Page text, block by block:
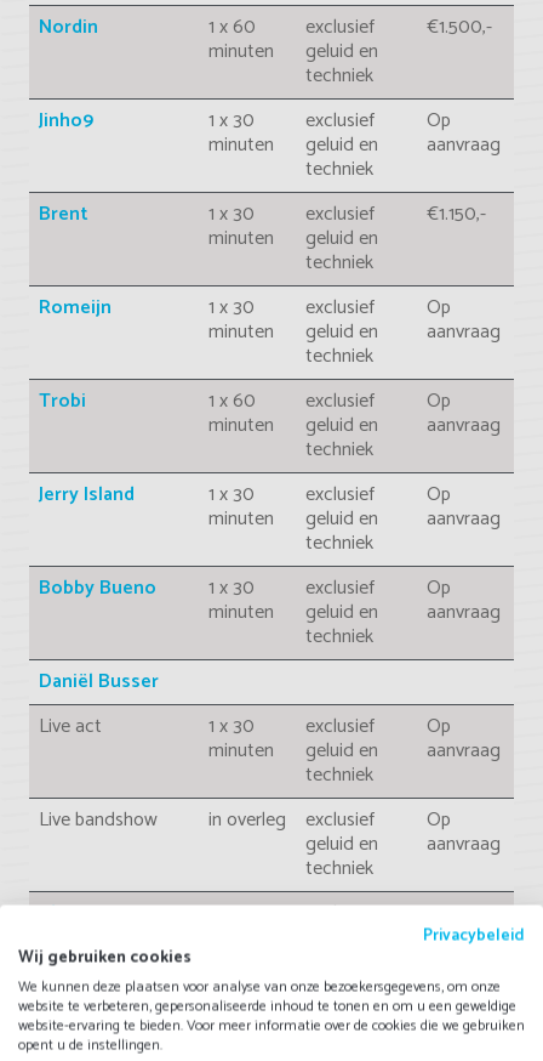
Nordin
1 x 60
minuten
exclusief
geluid en
techniek
€1.500,-
Jinho9 1 x 30
minuten
exclusief
geluid en
techniek
Op
aanvraag
Brent 1 x 30
minuten
exclusief
geluid en
techniek
€1.150,-
Romeijn 1 x 30
minuten
exclusief
geluid en
techniek
Op
aanvraag
Trobi 1 x 60
minuten
exclusief
geluid en
techniek
Op
aanvraag
Jerry Island 1 x 30
minuten
exclusief
geluid en
techniek
Op
aanvraag
Bobby Bueno 1 x 30
minuten
exclusief
geluid en
techniek
Op
aanvraag
Daniël Busser
Live act
1 x 30
minuten
exclusief
geluid en
techniek
Op
aanvraag
Live bandshow in overleg exclusief
geluid en
techniek
Op
aanvraag
The Dean 1 x 30 exclusief Op
aanvraag
ADF Samski 1 x 30
minuten
exclusief
geluid en
Op
aanvraag
Privacybeleid
Wij gebruiken cookies
We kunnen deze plaatsen voor analyse van onze bezoekersgegevens, om onze
website te verbeteren, gepersonaliseerde inhoud te tonen en om u een geweldige
website-ervaring te bieden. Voor meer informatie over de cookies die we gebruiken
opent u de instellingen.